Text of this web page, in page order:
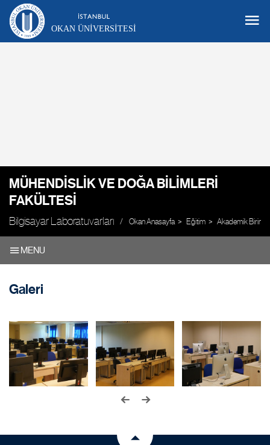
OKAN ÜNIVERSITESI
MÜHENDISLIK VE DOĞA BILIMLERI
FAKÜLTESI
Bilgisayar Laboratuvarları Okan Anasayfa Eğitim Akademik
MENU
Galeri